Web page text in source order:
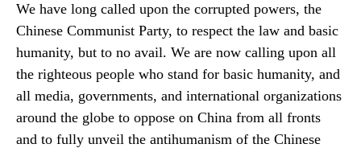
We have long called upon the corrupted powers, the
Chinese Communist Party, to respect the law and basic
humanity, but to no avail. We are now calling upon all
the righteous people who stand for basic humanity, and
all media, governments, and international organizations
around the globe to oppose on China from all fronts
and to fully unveil the antihumanism of the Chinese